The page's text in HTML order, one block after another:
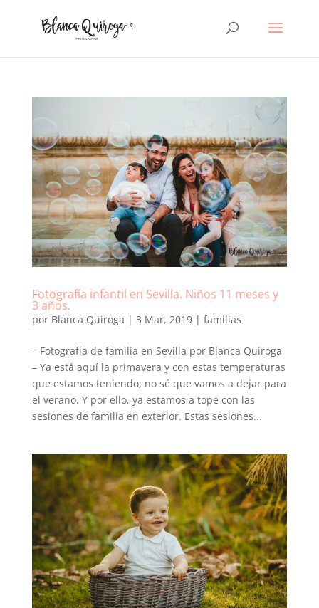
Fotografía infantil en Sevilla. Niños 11 meses y
3 años.
por Blanca Quiroga | 3 Mar, 2019| familias
– Fotografía de familia en Sevilla por Blanca Quiroga
– Ya está aquí la primavera y con estas temperaturas
que estamos teniendo, no sé que vamos a dejar para
el verano. Y por ello, ya estamos a tope con las
sesiones de familia en exterior. Estas sesiones...